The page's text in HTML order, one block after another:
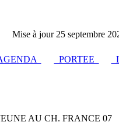
Mise à jour 25 septembre
PORTEE
AU CH. FRANCE 07